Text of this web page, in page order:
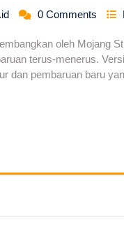
0 Comments
oleh Mojang
terus-menerus.
dan pembaruan baru